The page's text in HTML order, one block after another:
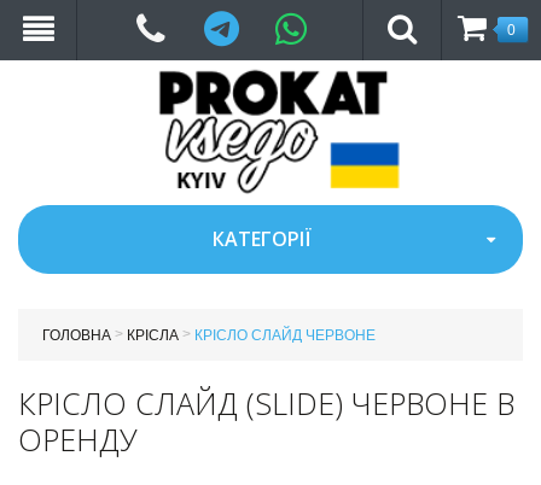
Telegram
0
КАТЕГОРІЇ
ГОЛОВНА > КРІСЛА > КРІСЛО СЛАЙД ЧЕРВОНЕ
КРІСЛО СЛАЙД (SLIDE) ЧЕРВОНЕ В
ОРЕНДУ